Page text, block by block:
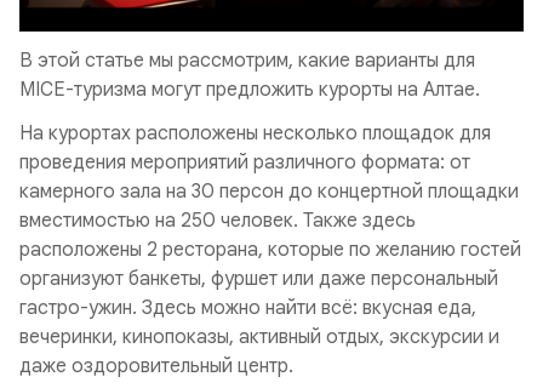
В этой статье мы рассмотрим, какие варианты для
MICE-туризма могут предложить курорты на Алтае.
На курортах расположены несколько площадок для
проведения мероприятий различного формата: от
камерного зала на 30 персон до концертной площадки
вместимостью на 250 человек. Также здесь
расположены 2 ресторана, которые по желанию гостей
организуют банкеты, фуршет или даже персональный
гастро-ужин. Здесь можно найти всё: вкусная еда,
вечеринки, кинопоказы, активный отдых, экскурсии и
даже оздоровительный центр.